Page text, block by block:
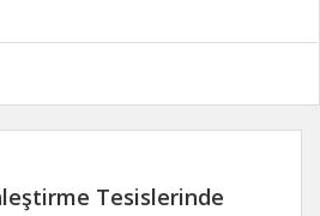
Tesislerinde